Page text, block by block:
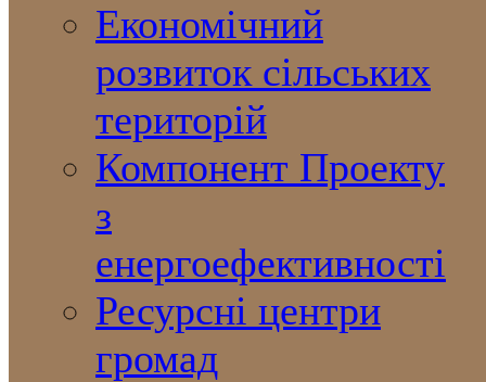
Економічний
розвиток сільських
територій
Компонент Проекту
з
енергоефективності
Ресурсні центри
громад